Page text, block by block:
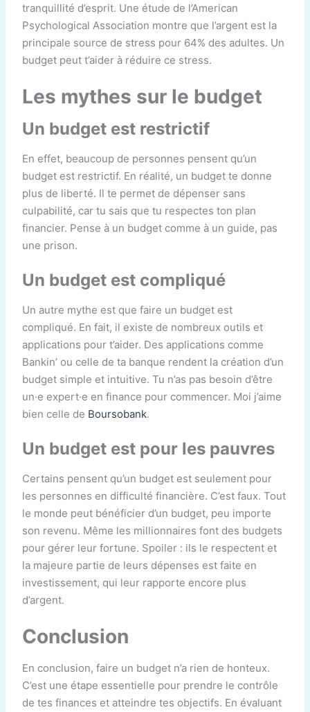
tranquillité d’esprit. Une étude de l’American
Psychological Association montre que l’argent est la
principale source de stress pour 64% des adultes. Un
budget peut t’aider à réduire ce stress.
Les mythes sur le budget
Un budget est restrictif
En effet, beaucoup de personnes pensent qu’un
budget est restrictif. En réalité, un budget te donne
plus de liberté. Il te permet de dépenser sans
culpabilité, car tu sais que tu respectes ton plan
financier. Pense à un budget comme à un guide, pas
une prison.
Un budget est compliqué
Un autre mythe est que faire un budget est
compliqué. En fait, il existe de nombreux outils et
applications pour t’aider. Des applications comme
Bankin’ ou celle de ta banque rendent la création d’un
budget simple et intuitive. Tu n’as pas besoin d’être
un·e expert·e en finance pour commencer. Moi j’aime
bien celle de Boursobank.
Un budget est pour les pauvres
Certains pensent qu’un budget est seulement pour
les personnes en difficulté financière. C’est faux. Tout
le monde peut bénéficier d’un budget, peu importe
son revenu. Même les millionnaires font des budgets
pour gérer leur fortune. Spoiler : ils le respectent et
la majeure partie de leurs dépenses est faite en
investissement, qui leur rapporte encore plus
d’argent.
Conclusion
En conclusion, faire un budget n’a rien de honteux.
C’est une étape essentielle pour prendre le contrôle
de tes finances et atteindre tes objectifs. En évaluant